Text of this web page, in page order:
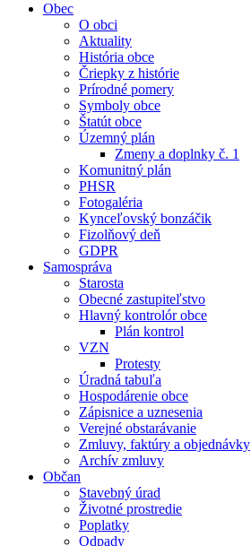
Obec
O obci
Aktuality
História obce
Čriepky z histórie
Prírodné pomery
Symboly obce
Štatút obce
Územný plán
Zmeny a doplnky č. 1
Komunitný plán
PHSR
Fotogaléria
Kynceľovský bonzáčik
Fizolňový deň
GDPR
Samospráva
Starosta
Obecné zastupiteľstvo
Hlavný kontrolór obce
Plán kontrol
VZN
Protesty
Úradná tabuľa
Hospodárenie obce
Zápisnice a uznesenia
Verejné obstarávanie
Zmluvy, faktúry a objednávky
Archív zmluvy
Občan
Stavebný úrad
Životné prostredie
Poplatky
Odpady